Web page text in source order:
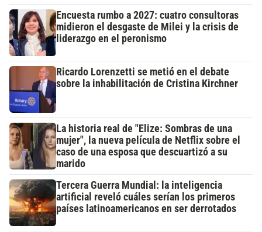
Encuesta rumbo a 2027: cuatro consultoras
midieron el desgaste de Milei y la crisis de
liderazgo en el peronismo
Ricardo Lorenzetti se metió en el debate
sobre la inhabilitación de Cristina Kirchner
La historia real de "Elize: Sombras de una
mujer", la nueva película de Netflix sobre el
caso de una esposa que descuartizó a su
marido
Tercera Guerra Mundial: la inteligencia
artificial reveló cuáles serían los primeros
países latinoamericanos en ser derrotados